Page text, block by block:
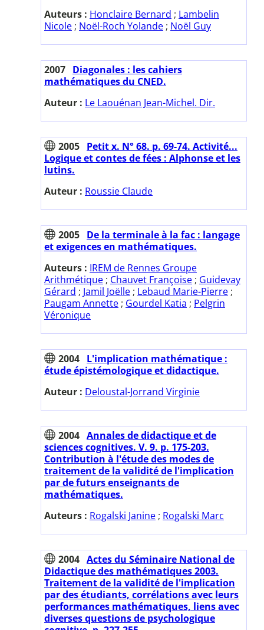
Auteurs : Honclaire Bernard ; Lambelin
Nicole ; Noël-Roch Yolande ; Noël Guy
2007 Diagonales : les cahiers
mathématiques du CNED.
Auteur : Le Laouénan Jean-Michel. Dir.
2005 Petit x. N° 68. p. 69-74. Activité...
Logique et contes de fées : Alphonse et les
lutins.
Auteur : Roussie Claude
2005 De la terminale à la fac : langage
et exigences en mathématiques.
Auteurs : IREM de Rennes Groupe
Arithmétique ; Chauvet Françoise ; Guidevay
Gérard ; Jamil Joëlle ; Lebaud Marie-Pierre ;
Paugam Annette ; Gourdel Katia ; Pelgrin
Véronique
2004 L'implication mathématique :
étude épistémologique et didactique.
Auteur : Deloustal-Jorrand Virginie
2004 Annales de didactique et de
sciences cognitives. V. 9. p. 175-203.
Contribution à l'étude des modes de
traitement de la validité de l'implication
par de futurs enseignants de
mathématiques.
Auteurs : Rogalski Janine ; Rogalski Marc
2004 Actes du Séminaire National de
Didactique des mathématiques 2003.
Traitement de la validité de l'implication
par des étudiants, corrélations avec leurs
performances mathématiques, liens avec
diverses questions de psychologique